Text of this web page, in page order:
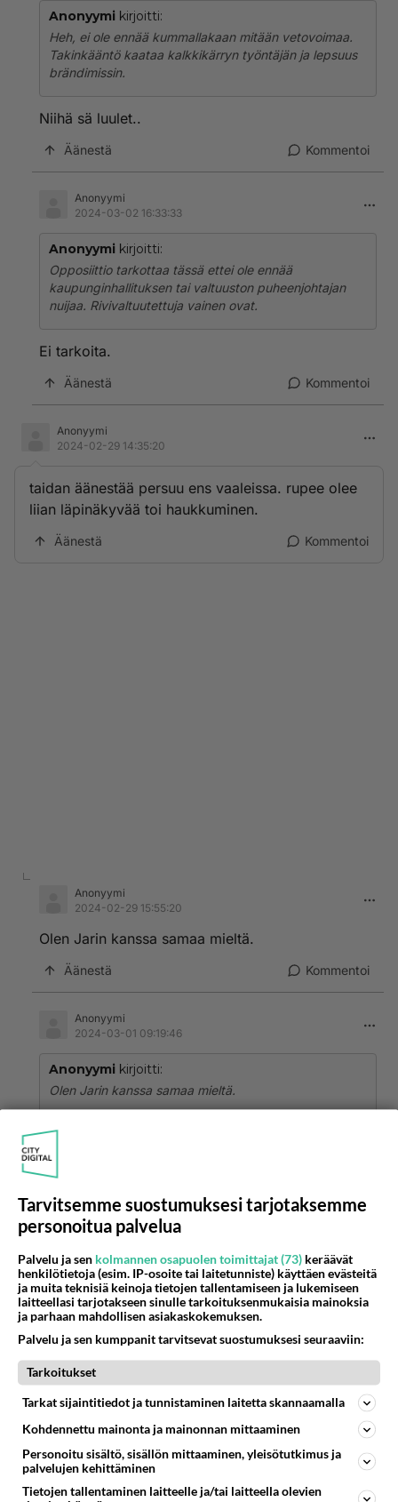
Anonyymi kirjoitti:
Heh, ei ole ennää kummallakaan mitään vetovoimaa.
Takinkääntö kaataa kalkkikärryn työntäjän ja lepsuus
brändimissin.
Niihä sä luulet..
Äänestä Kommentoi
Anonyymi
2024-03-02 16:33:33
Anonyymi kirjoitti:
Opposiittio tarkottaa tässä ettei ole ennää
kaupunginhallituksen tai valtuuston puheenjohtajan
nuijaa. Rivivaltuutettuja vainen ovat.
Ei tarkoita.
Äänestä Kommentoi
Anonyymi
2024-02-29 14:35:20
taidan äänestää persuu ens vaaleissa. rupee olee
liian läpinäkyvää toi haukkuminen.
Äänestä Kommentoi
Anonyymi
2024-02-29 15:55:20
Olen Jarin kanssa samaa mieltä.
Äänestä Kommentoi
Anonyymi
2024-03-01 09:19:46
Anonyymi kirjoitti:
Olen Jarin kanssa samaa mieltä.
Mitä??? Ei kai Jari alennu kirjoittamaan täällä ?
Anonyymi
2024-03-01 09:49:35
minä äänestänyt aina kokoomusta. Viime
kuntavaalissa persua. nyt en enää tiedä?
kummatkin todettu huonoksi. pitää etsiä uusi
ehdokas,
Anonyymi
Anonyymikirjoitti:
minä äänestänyt aina kokoomusta. Viime
kuntavaalissa persua. nyt en enää tiedä? kummatkin
Tarvitsemme suostumuksesi tarjotaksemme
personoitua palvelua
Palvelu ja sen kolmannen osapuolen toimittajat (73) keräävät
henkilötietoja (esim. IP-osoite tai laitetunniste) käyttäen evästeitä
ja muita teknisiä keinoja tietojen tallentamiseen ja lukemiseen
laitteellasi tarjotakseen sinulle tarkoituksenmukaisia mainoksia
ja parhaan mahdollisen asiakaskokemuksen.
Palvelu ja sen kumppanit tarvitsevat suostumuksesi seuraaviin:
Tarkoitukset
Tarkat sijaintitiedot ja tunnistaminen laitetta skannaamalla
Kohdennettu mainonta ja mainonnan mittaaminen
Personoitu sisältö, sisällön mittaaminen, yleisötutkimus ja
palvelujen kehittäminen
Tietojen tallentaminen laitteelle ja/tai laitteella olevien